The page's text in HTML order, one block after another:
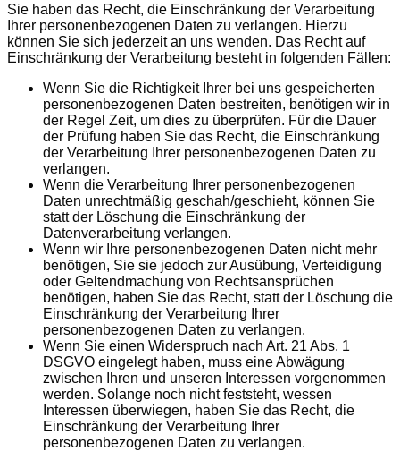
Sie haben das Recht, die Einschränkung der Verarbeitung
Ihrer personenbezogenen Daten zu verlangen. Hierzu
können Sie sich jederzeit an uns wenden. Das Recht auf
Einschränkung der Verarbeitung besteht in folgenden Fällen:
Wenn Sie die Richtigkeit Ihrer bei uns gespeicherten
personenbezogenen Daten bestreiten, benötigen wir in
der Regel Zeit, um dies zu überprüfen. Für die Dauer
der Prüfung haben Sie das Recht, die Einschränkung
der Verarbeitung Ihrer personenbezogenen Daten zu
verlangen.
Wenn die Verarbeitung Ihrer personenbezogenen
Daten unrechtmäßig geschah/geschieht, können Sie
statt der Löschung die Einschränkung der
Datenverarbeitung verlangen.
Wenn wir Ihre personenbezogenen Daten nicht mehr
benötigen, Sie sie jedoch zur Ausübung, Verteidigung
oder Geltendmachung von Rechtsansprüchen
benötigen, haben Sie das Recht, statt der Löschung die
Einschränkung der Verarbeitung Ihrer
personenbezogenen Daten zu verlangen.
Wenn Sie einen Widerspruch nach Art. 21 Abs. 1
DSGVO eingelegt haben, muss eine Abwägung
zwischen Ihren und unseren Interessen vorgenommen
werden. Solange noch nicht feststeht, wessen
Interessen überwiegen, haben Sie das Recht, die
Einschränkung der Verarbeitung Ihrer
personenbezogenen Daten zu verlangen.